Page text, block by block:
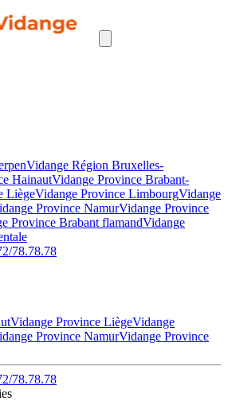
Vidange Région Bruxelles-
HainautVidange Province Brabant-
LiègeVidange Province LimbourgVidange
Province NamurVidange Province
Province Brabant flamandVidange
78.78.78
Vidange Province LiègeVidange
Province NamurVidange Province
78.78.78